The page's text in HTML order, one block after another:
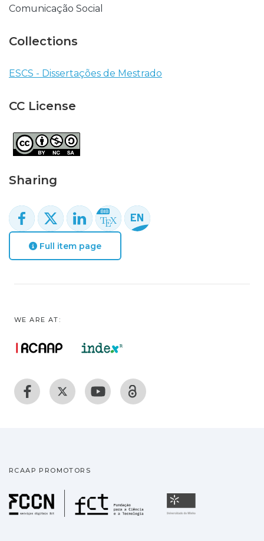
Comunicação Social
Collections
ESCS - Dissertações de Mestrado
CC License
Sharing
Full item page
WE ARE AT:
RCAAP PROMOTORS
Fundação para a